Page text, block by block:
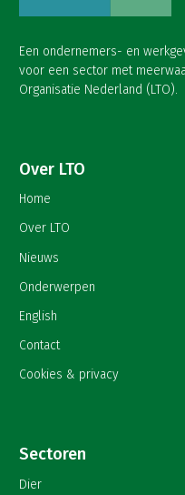
Een ondernemers- en
voor een sector met
Organisatie Nederland (LTO).
Over LTO
Home
Over LTO
Nieuws
Onderwerpen
English
Contact
Cookies & privacy
Sectoren
Dier